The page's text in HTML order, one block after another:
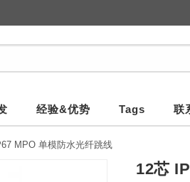
经验&优势 Tags 联
MPO 单模防水光纤跳线
12芯